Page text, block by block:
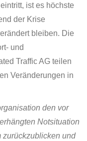
ist es höchste
der Krise
bleiben. Die
und
Traffic AG teilen
Veränderungen in
den vor
Notsituation
zurückzublicken und